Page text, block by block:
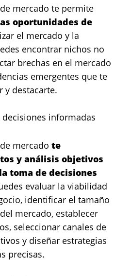
mercado te permite
oportunidades de
el mercado y la
encontrar nichos no
brechas en el mercado
emergentes que te
y destacarte.
decisiones informadas
mercado te
y análisis objetivos
toma de decisiones
evaluar la viabilidad
identificar el tamaño
mercado, establecer
seleccionar canales de
y diseñar estrategias
precisas.